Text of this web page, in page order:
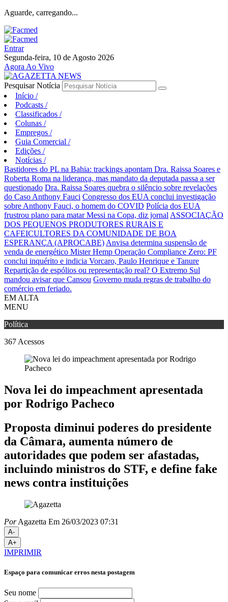
Aguarde, carregando...
Entrar
Segunda-feira, 10 de Agosto 2026
Agora Ao Vivo
Pesquisar Notícia
Início /
Podcasts /
Classificados /
Colunas /
Empregos /
Guia Comercial /
Edições /
Notícias /
Bastidores do PL na Bahia: trackings apontam Dra. Raissa Soares e
Roberta Roma na liderança, mas mandato da deputada passa a ser
questionado Dra. Raissa Soares quebra o silêncio sobre revelações
do Caso Anthony Fauci Congresso dos EUA conclui investigação
sobre Anthony Fauci, o homem do COVID Polícia dos EUA
frustrou plano para matar Messi na Copa, diz jornal ASSOCIAÇÃO
DOS PEQUENOS PRODUTORES RURAIS E
CAFEICULTORES DA COMUNIDADE DE BOA
ESPERANÇA (APROCABE) Anvisa determina suspensão de
venda de energético Mister Hemp Operação Compliance Zero: PF
conclui inquérito e indicia Vorcaro, Paulo Henrique e Tanure
Repartição de espólios ou representação real? O Extremo Sul
mandou avisar que Cansou Governo muda regras de trabalho do
comércio em feriado.
EM ALTA
MENU
Política
367 Acessos
Nova lei do impeachment apresentada
por Rodrigo Pacheco
Proposta diminui poderes do presidente
da Câmara, aumenta número de
autoridades que podem ser afastadas,
incluindo ministros do STF, e define fake
news contra instituições
PorAgazetta Em 26/03/2023 07:31
A-
A+
IMPRIMIR
Espaço para comunicar erros nesta postagem
Seu nome